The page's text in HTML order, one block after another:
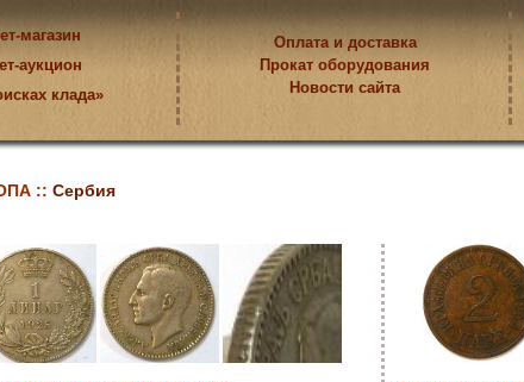
магазин
аукцион
клада»
Оплата и доставка
Прокат оборудования
Новости сайта
:: Сербия